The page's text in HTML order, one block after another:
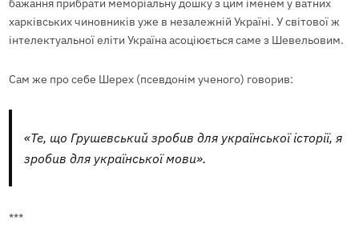
бажання прибрати меморіальну дошку з цим іменем у ватних
харківських чиновників уже в незалежній Україні. У світової ж
інтелектуальної еліти Україна асоціюється саме з Шевельовим.
Сам же про себе Шерех (псевдонім ученого) говорив:
«Те, що Грушевський зробив для української історії, я
зробив для української мови».
***